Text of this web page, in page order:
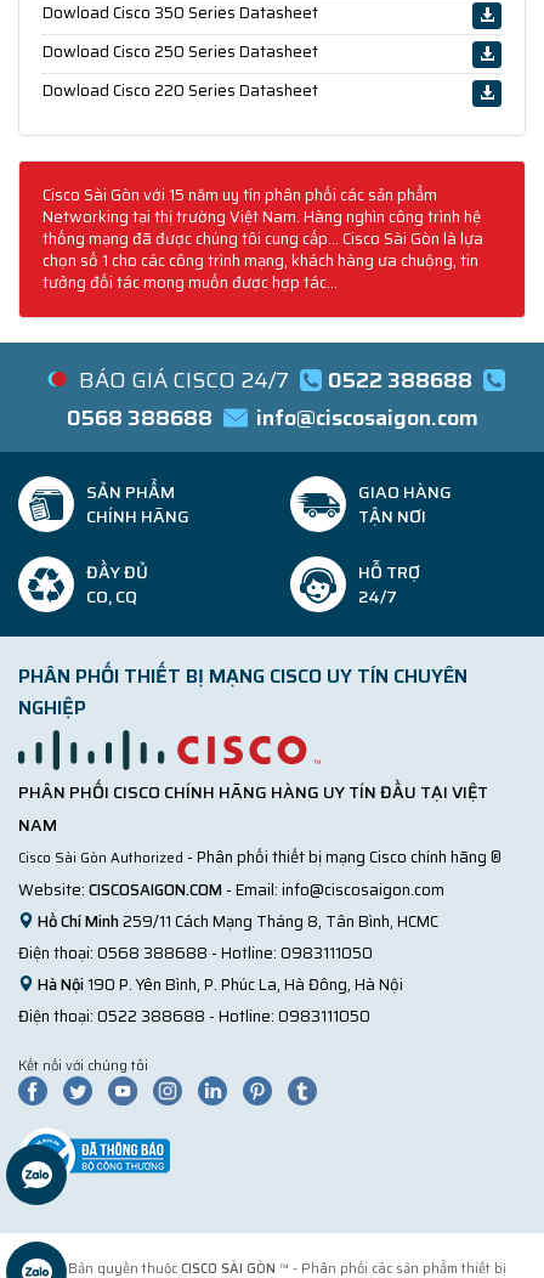
Dowload Cisco 350 Series Datasheet
Dowload Cisco 250 Series Datasheet
Dowload Cisco 220 Series Datasheet
Cisco Sài Gòn với 15 năm uy tín phân phối các sản phẩm
Networking tại thị trường Việt Nam. Hàng nghìn công trình hệ
thống mạng đã được chúng tôi cung cấp... Cisco Sài Gòn là lựa
chọn số 1 cho các công trình mạng, khách hàng ưa chuộng, tin
tưởng đối tác mong muốn được hợp tác...
BÁO GIÁ CISCO 24/7
0522 388688
0568 388688
info@ciscosaigon.com
SẢN PHẨM
CHÍNH HÃNG
GIAO HÀNG
TẬN NƠI
ĐẦY ĐỦ
CO, CQ
HỖ TRỢ
24/7
PHÂN PHỐI THIẾT BỊ MẠNG CISCO UY TÍN CHUYÊN
NGHIỆP
PHÂN PHỐI CISCO CHÍNH HÃNG HÀNG UY TÍN ĐẦU TẠI VIỆT
NAM
Cisco Sài Gòn Authorized - Phân phối thiết bị mạng Cisco chính hãng ®
Website:CISCOSAIGON.COM - Email:info@ciscosaigon.com
Hồ Chí Minh259/11 Cách Mạng Tháng 8, Tân Bình, HCMC
Điện thoại:0568 388688 - Hotline:0983111050
Hà Nội190 P. Yên Bình, P. Phúc La, Hà Đông, Hà Nội
Điện thoại:0522 388688 - Hotline:0983111050
Kết nối với chúng tôi
© 2018 Bản quyền thuộcCISCO SÀI GÒN ™ - Phân phối các sản phẩm thiết bị